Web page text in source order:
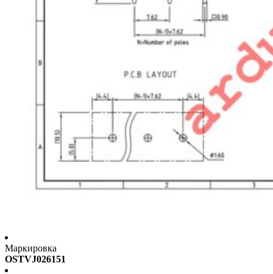
Маркировка
OSTVJ026151